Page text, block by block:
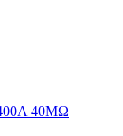
40MΩ